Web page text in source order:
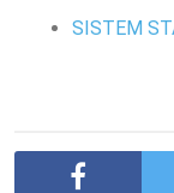
SISTEM